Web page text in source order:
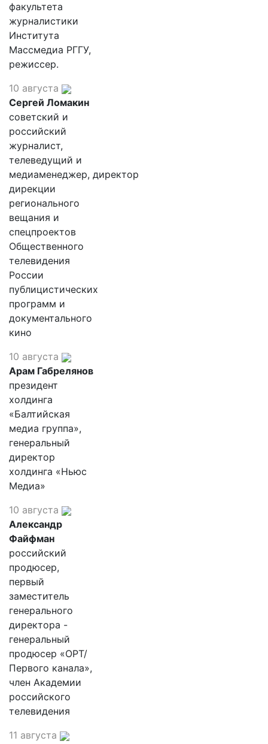
факультета
журналистики
Института
Массмедиа РГГУ,
режиссер.
10 августа
Сергей Ломакин
советский и
российский
журналист,
телеведущий и
медиаменеджер, директор
дирекции
регионального
вещания и
спецпроектов
Общественного
телевидения
России
публицистических
программ и
документального
кино
10 августа
Арам Габрелянов
президент
холдинга
«Балтийская
медиа группа»,
генеральный
директор
холдинга «Ньюс
Медиа»
10 августа
Александр
Файфман
российский
продюсер,
первый
заместитель
генерального
директора -
генеральный
продюсер «ОРТ/
Первого канала»,
член Академии
российского
телевидения
11 августа